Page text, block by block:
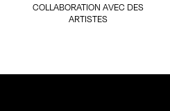
COLLABORATION AVEC DES
ARTISTES